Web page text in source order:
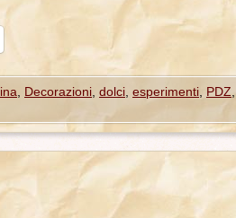
Decorazioni dolci esperimenti PDZ